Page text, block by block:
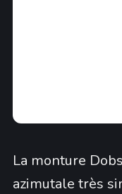
La monture
azimutale très